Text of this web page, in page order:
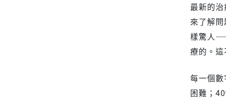
最新的
來了解
樣驚人
療的。
每一個
困難；